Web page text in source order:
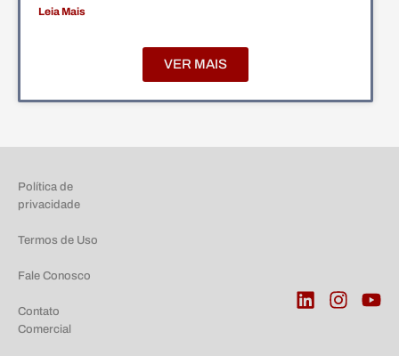
Leia Mais
VER MAIS
Política de
privacidade
Termos de Uso
Fale Conosco
Contato
Comercial